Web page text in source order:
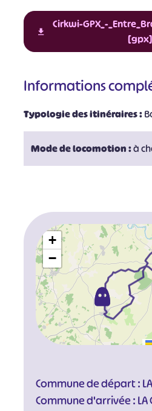
Cirkwi-GPX_-
[gpx]
Informations
Typologie des itinéraires :
Mode de locomotion :à
+
−
Commune de départ : LA
Commune d'arrivée : LA